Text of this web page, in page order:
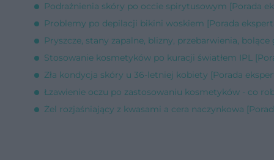
Podrażnienia skóry po occie spirytusowym [Porada
Problemy po depilacji bikini woskiem [Porada
Pryszcze, stany zapalne, blizny, przebarwienia, bolące
Stosowanie kosmetyków po kuracji światłem IPL
Zła kondycja skóry u 36-letniej kobiety [Porada
Łzawienie oczu po zastosowaniu kosmetyków - co
Żel rozjaśniający z kwasami a cera naczynkowa